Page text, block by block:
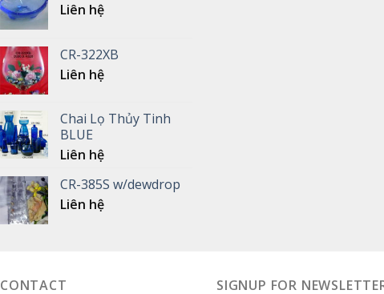
Liên hệ
CR-322XB
Liên hệ
Chai Lọ Thủy Tinh
BLUE
Liên hệ
CR-385S w/dewdrop
Liên hệ
CONTACT SIGNUP FOR